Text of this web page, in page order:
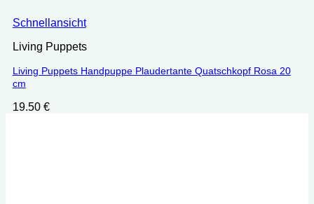
Schnellansicht
Living Puppets
Living Puppets Handpuppe Plaudertante Quatschkopf Rosa 20
cm
19.50 €